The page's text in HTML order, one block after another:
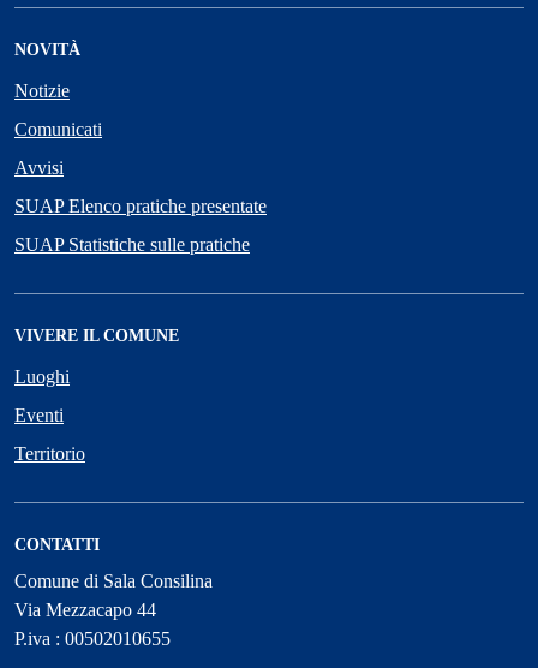
NOVITÀ
Notizie
Comunicati
Avvisi
SUAP Elenco pratiche presentate
SUAP Statistiche sulle pratiche
VIVERE IL COMUNE
Luoghi
Eventi
Territorio
CONTATTI
Comune di Sala Consilina
Via Mezzacapo 44
P.iva : 00502010655